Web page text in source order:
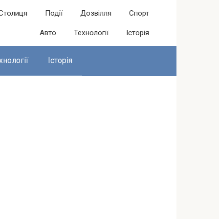
Події Дозвілля Спорт
Авто Технології Історія
Історія